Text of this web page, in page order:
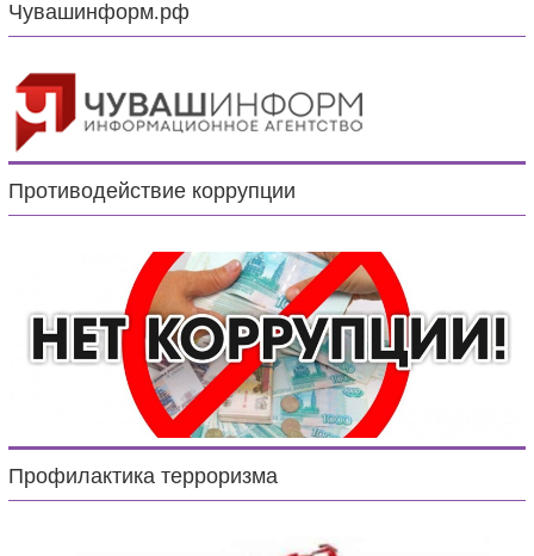
Чувашинформ.рф
Противодействие коррупции
Профилактика терроризма